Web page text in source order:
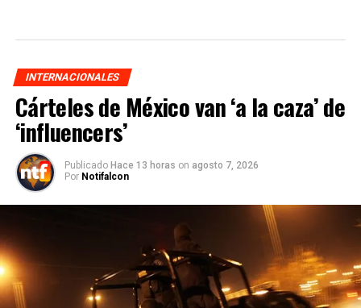
INTERNACIONALES
Cárteles de México van ‘a la caza’ de
‘influencers’
Publicado Hace 13 horas on agosto 7, 2026
Por Notifalcon